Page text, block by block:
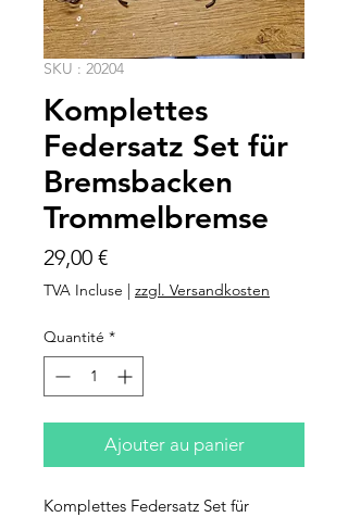
SKU : 20204
Komplettes
Federsatz Set für
Bremsbacken
Trommelbremse
29,00 €Prix
TVA Incluse | zzgl. Versandkosten
Quantité *
Ajouter au panier
Komplettes Federsatz Set für